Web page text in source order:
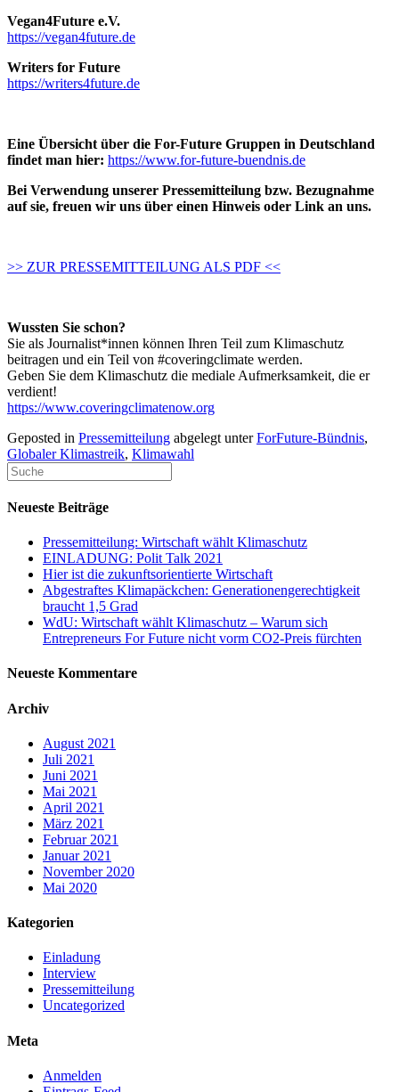
Vegan4Future e.V.
https://vegan4future.de
Writers for Future
https://writers4future.de
Eine Übersicht über die For-Future Gruppen in Deutschland
findet man hier: https://www.for-future-buendnis.de
Bei Verwendung unserer Pressemitteilung bzw. Bezugnahme
auf sie, freuen wir uns über einen Hinweis oder Link an uns.
>> ZUR PRESSEMITTEILUNG ALS PDF <<
Wussten Sie schon?
Sie als Journalist*innen können Ihren Teil zum Klimaschutz
beitragen und ein Teil von #coveringclimate werden.
Geben Sie dem Klimaschutz die mediale Aufmerksamkeit, die er
verdient!
https://www.coveringclimatenow.org
Geposted in Pressemitteilung abgelegt unterForFuture-Bündnis,
Globaler Klimastreik, Klimawahl
Neueste Beiträge
Pressemitteilung: Wirtschaft wählt Klimaschutz
EINLADUNG: Polit Talk 2021
Hier ist die zukunftsorientierte Wirtschaft
Abgestraftes Klimapäckchen: Generationengerechtigkeit
braucht 1,5 Grad
WdU: Wirtschaft wählt Klimaschutz – Warum sich
Entrepreneurs For Future nicht vorm CO2-Preis fürchten
Neueste Kommentare
Archiv
August 2021
Juli 2021
Juni 2021
Mai 2021
April 2021
März 2021
Februar 2021
Januar 2021
November 2020
Mai 2020
Kategorien
Einladung
Interview
Pressemitteilung
Uncategorized
Meta
Anmelden